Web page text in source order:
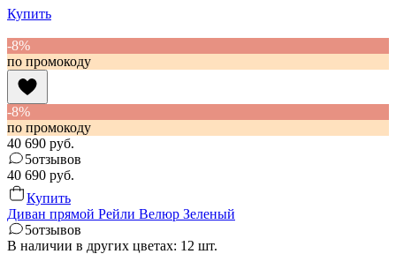
Купить
-8%
по промокоду
-8%
по промокоду
40 690 руб.
5отзывов
40 690 руб.
Купить
Диван прямой Рейли Велюр Зеленый
5отзывов
В наличии в других цветах: 12 шт.